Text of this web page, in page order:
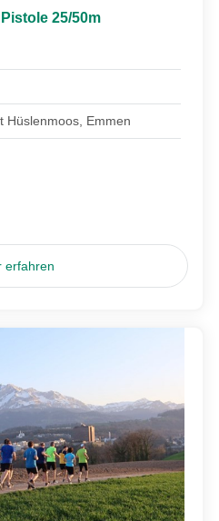
25/50m
Hüslenmoos, Emmen
erfahren